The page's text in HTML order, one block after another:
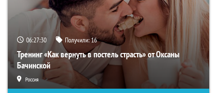
06:27:30 Получили:16
Тренинг «Как вернуть в постель страсть» от Оксаны
Бачинской
Россия